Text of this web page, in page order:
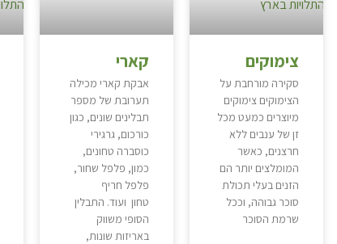
צימוקים
סקירה מורחבת על
הצימוקים צימוקים
מיוצרים כמעט מכל
זן של ענבים ללא
חרצנים, כאשר
המומלצים יותר הם
הזנים בעלי תכולת
סוכר גבוהה, וככל
שרמת הסוכר
קארי
אבקת קארי מכילה
תערובת של מספר
תבלינים שונים, כגון
כורכום, גרגירי
כוסברה טחונים,
כמון, פלפל שחור,
פלפל חריף
טחון ועוד. התבלין
הסופי משווק
באריזות שונות,